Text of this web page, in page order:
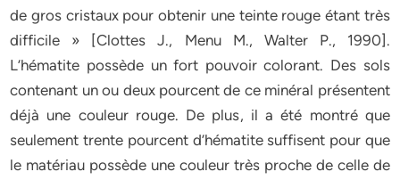
de gros cristaux pour obtenir une teinte rouge étant très
difficile » [Clottes J., Menu M., Walter P., 1990].
L’hématite possède un fort pouvoir colorant. Des sols
contenant un ou deux pourcent de ce minéral présentent
déjà une couleur rouge. De plus, il a été montré que
seulement trente pourcent d’hématite suffisent pour que
le matériau possède une couleur très proche de celle de